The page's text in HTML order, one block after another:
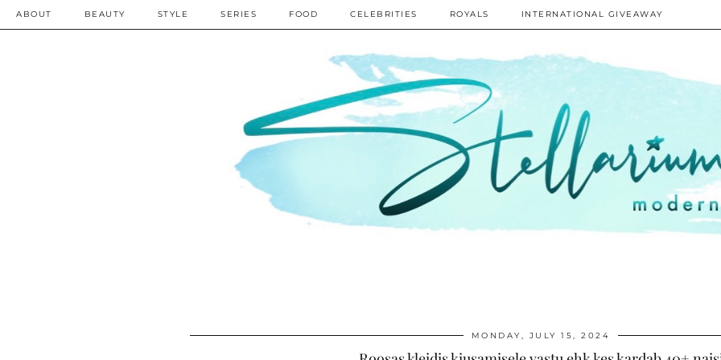
ABOUT BEAUTY STYLE SERIES FOOD CELEBRITIES ROYALS INTERNATIONAL GIVEAWAY
MONDAY, JULY 15, 2024